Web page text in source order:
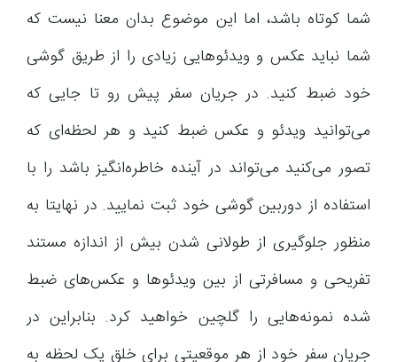
شما کوتاه باشد، اما این موضوع بدان معنا نیست که
شما نباید عکس و ویدئوهایی زیادی را از طریق گوشی
خود ضبط کنید. در جریان سفر پیش رو تا جایی که
می‌توانید ویدئو و عکس ضبط کنید و هر لحظه‌ای که
تصور می‌کنید می‌تواند در آینده خاطره‌انگیز باشد را با
استفاده از دوربین گوشی خود ثبت نمایید. در نهایتا به
منظور جلوگیری از طولانی شدن بیش از اندازه مستند
تفریحی و مسافرتی از بین ویدئوها و عکس‌های ضبط
شده نمونه‌هایی را گلچین خواهید کرد. بنابراین در
جریان سفر خود از هر موقعیتی برای خلق یک لحظه به